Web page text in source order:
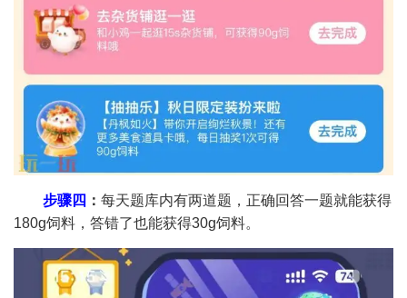
步骤四 ： 每天题库内有两道题，正确回答一题就能获得
180g饲料，答错了也能获得30g饲料。